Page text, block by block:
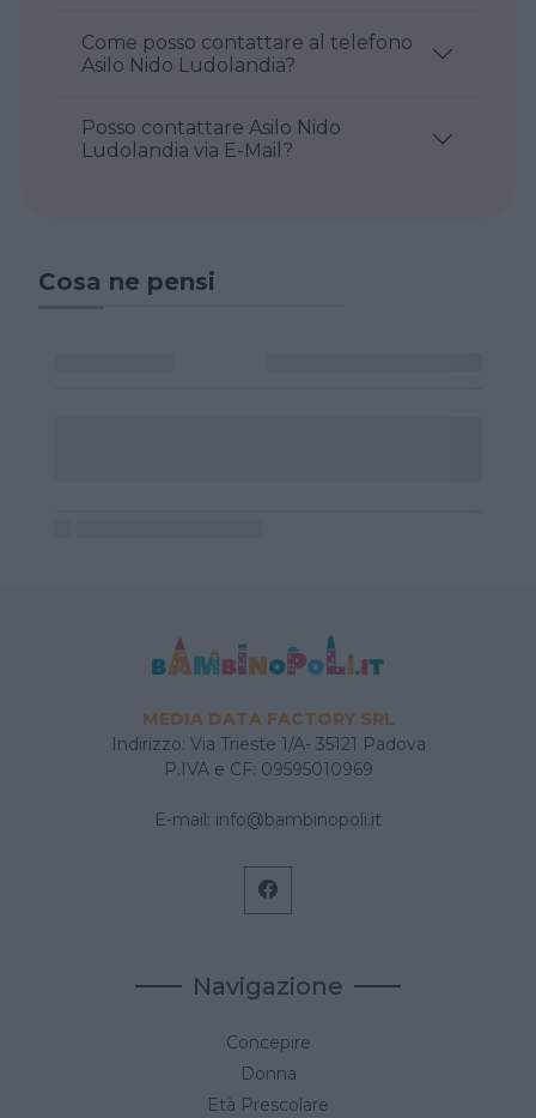
Come posso contattare al telefono
Asilo Nido Ludolandia?
Posso contattare Asilo Nido
Ludolandia via E-Mail?
Cosa ne pensi
MEDIA DATA FACTORY SRL
Indirizzo: Via Trieste 1/A- 35121 Padova
P.IVA e CF: 09595010969
E-mail: info@bambinopoli.it
Navigazione
Concepire
Donna
Età Prescolare